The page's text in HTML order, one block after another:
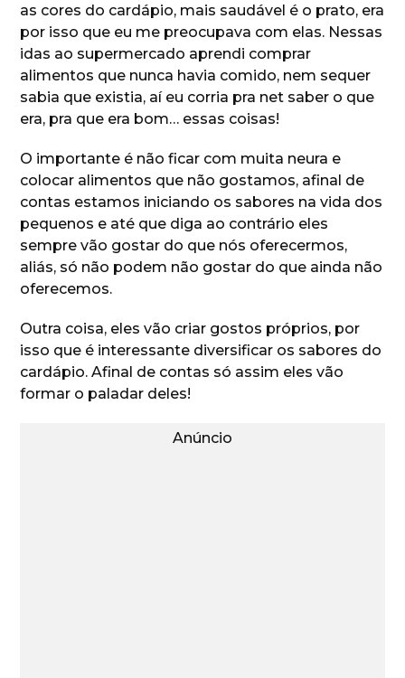
as cores do cardápio, mais saudável é o prato, era
por isso que eu me preocupava com elas. Nessas
idas ao supermercado aprendi comprar
alimentos que nunca havia comido, nem sequer
sabia que existia, aí eu corria pra net saber o que
era, pra que era bom… essas coisas!
O importante é não ficar com muita neura e
colocar alimentos que não gostamos, afinal de
contas estamos iniciando os sabores na vida dos
pequenos e até que diga ao contrário eles
sempre vão gostar do que nós oferecermos,
aliás, só não podem não gostar do que ainda não
oferecemos.
Outra coisa, eles vão criar gostos próprios, por
isso que é interessante diversificar os sabores do
cardápio. Afinal de contas só assim eles vão
formar o paladar deles!
Anúncio